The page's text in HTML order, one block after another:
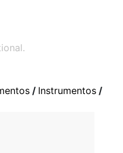
/ Instrumentos/